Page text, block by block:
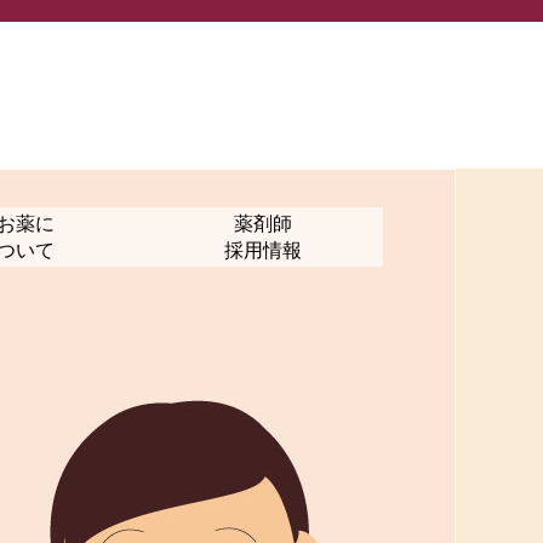
薬に
いて
薬剤師
採用情報